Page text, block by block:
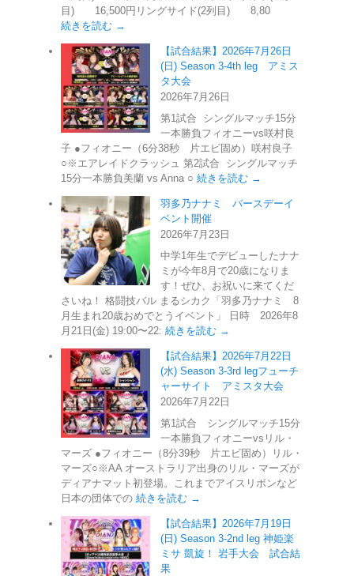
目) 16,500円リングサイド(2列目) 8,80
続きを読む →
【試合結果】2026年7月26日
(日) Season 3-4th leg アミス
タ大会
2026年7月26日
第1試合 シングルマッチ15分
一本勝負フィオニーvs咲村良
子 ●フィオニー（6分38秒 片エビ固め）咲村良子
○※エアレイドクラッシュ 第2試合 シングルマッチ
15分一本勝負美蘭 vs Anna ○ 続きを読む →
羽多乃ナナミ バースデーイ
ベント開催
2026年7月23日
中学1年生でデビューしたナナ
ミが今年8月で20歳になりま
す！ぜひ、お祝いに来てくだ
さいね！ 格闘技バル まるシカク「羽多乃ナナミ 8
月生まれ20歳おめでとうイベント」 日時 2026年8
月21日(金) 19:00〜22: 続きを読む →
【試合結果】2026年7月22日
(水) Season 3-3rd legフューチ
ャーサイト アミスタ大会
2026年7月22日
第1試合 シングルマッチ15分
一本勝負フィオニーvsリル・
マーズ ●フィオニー（8分39秒 片エビ固め）リル・
マーズ○※AA オーストラリア出身のリル・マーズが
ディアナマット初登場。これまでアイスリボンなど
日本の団体での 続きを読む →
【試合結果】2026年7月19日
(日) Season 3-2nd leg 神姫楽
ミサ 凱旋！ 岩手大会 試合結
果